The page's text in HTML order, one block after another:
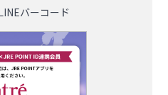
バーコード